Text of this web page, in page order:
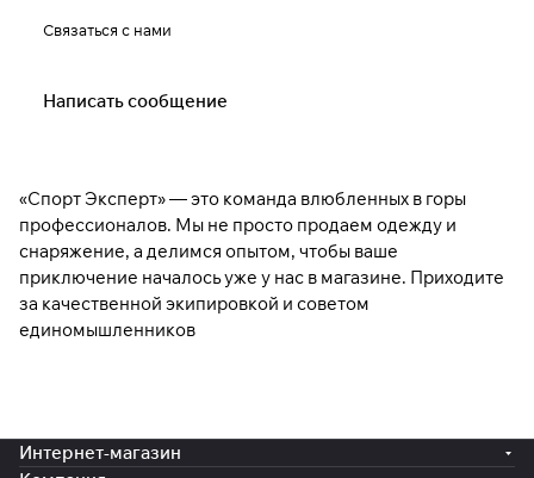
Связаться с нами
Написать сообщение
«Спорт Эксперт» — это команда влюбленных в горы
профессионалов. Мы не просто продаем одежду и
снаряжение, а делимся опытом, чтобы ваше
приключение началось уже у нас в магазине. Приходите
за качественной экипировкой и советом
единомышленников
Интернет-магазин